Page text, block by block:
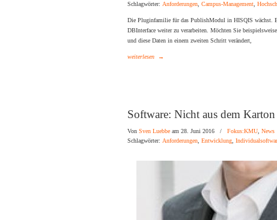
Schlagwörter: Anforderungen, Campus-Management,
Die Pluginfamilie für das PublishModul in HISQIS wächst.
DBInterface weiter zu verarbeiten. Möchten Sie
und diese Daten in einem zweiten Schritt verändert,
weiterlesen →
Software: Nicht aus dem Karton
Von Sven Luebbe am 28. Juni 2016 / Fokus:KMU, News
Schlagwörter: Anforderungen, Entwicklung,